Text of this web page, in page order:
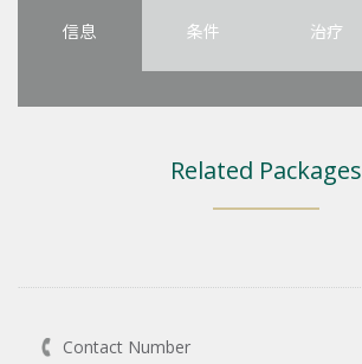
信息 条件 治疗
Related Packages
Contact Number